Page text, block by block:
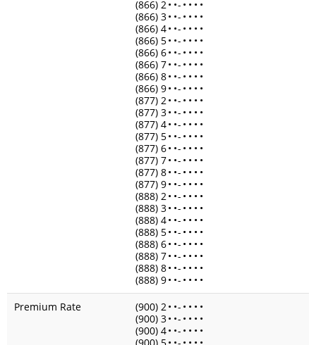
(866) 2• •- • • • •
(866) 3• •- • • • •
(866) 4• •- • • • •
(866) 5• •- • • • •
(866) 6• •- • • • •
(866) 7• •- • • • •
(866) 8• •- • • • •
(866) 9• •- • • • •
(877) 2• •- • • • •
(877) 3• •- • • • •
(877) 4• •- • • • •
(877) 5• •- • • • •
(877) 6• •- • • • •
(877) 7• •- • • • •
(877) 8• •- • • • •
(877) 9• •- • • • •
(888) 2• •- • • • •
(888) 3• •- • • • •
(888) 4• •- • • • •
(888) 5• •- • • • •
(888) 6• •- • • • •
(888) 7• •- • • • •
(888) 8• •- • • • •
(888) 9• •- • • • •
Premium Rate
(900) 2• •- • • • •
(900) 3• •- • • • •
(900) 4• •- • • • •